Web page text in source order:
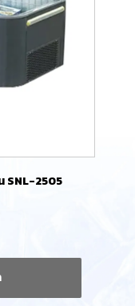
SNL-2505